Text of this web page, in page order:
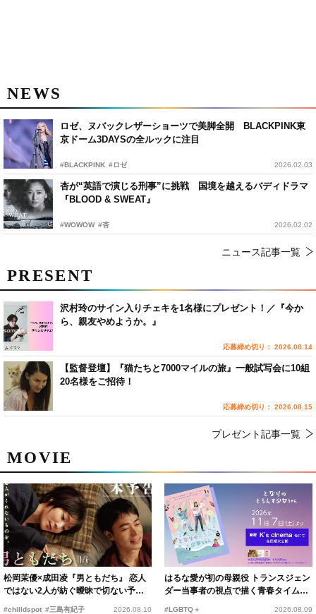
NEWS
ロゼ、ヌバックレザーショーツで美脚全開 BLACKPINK東
京ドーム3DAYSの全ルックに注目
#BLACKPINK #ロゼ 2026.02.03
杏が“英語で演じる刑事”に挑戦 国境を越えるバディドラマ
『BLOOD & SWEAT』
#WOWOW #杏 2026.02.02
ニュース記事一覧
MOVIE
松岡茉優×成田凌『男ともだち』 恋人
ではない2人が紡ぐ曖昧で切ない予告
#chilldspot #三島有紀子 2026.08.10
はるな愛が初の母親役 トランスジェン
ダー当事者の視点で描く青春タイムス
#LGBTQ＋ 2026.08.09
PRESENT
沢村玲のサイン入りチェキを1名様にプレゼント！／『今か
ら、親友やめようか。』
応募締め切り： 2026.08.14
【監督登壇】『猫たちと7000マイルの旅』一般試写会に10組
20名様をご招待！
応募締め切り： 2026.08.15
プレゼント記事一覧